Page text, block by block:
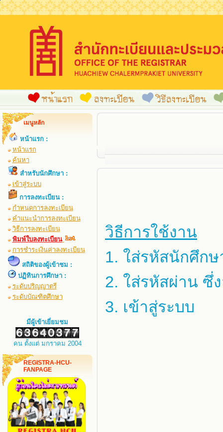
เมนูหลัก
หน้าแรก :
หน้าแรก
ค้นหา
สำหรับนักศึกษา :
เข้าสู่ระบบ
การลงทะเบียน :
กำหนดการลงทะเบียน
คำแนะนำการลงทะเบียน
วิธีการลงทะเบียน
พิมพ์ใบลงทะเบียน
การชำระเงินค่าลงทะเบียน
สถิติของผู้เข้าชม :
ปฏิทินการศึกษา :
ระดับปริญญาตรี
ระดับบัณฑิตศึกษา
มีผู้เข้าเยี่ยมชม
คน ตั้งแต่ มกราคม 2004
REGISTRA-HCU-
FANPAGE
วิธีการใช้งาน
1. ใส่รหัสนักศึก
2. ใส่รหัสผ่าน ซึ่
3. เข้าสู่ระบบ